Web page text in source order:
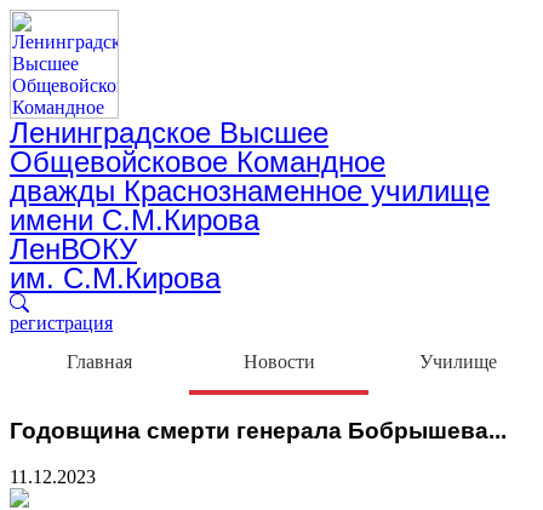
Ленинградское Высшее
Общевойсковое Командное
дважды Краснознаменное училище
имени С.М.Кирова
ЛенВОКУ
им. С.М.Кирова
регистрация
Главная
Новости Училище
Годовщина смерти генерала Бобрышева...
11.12.2023